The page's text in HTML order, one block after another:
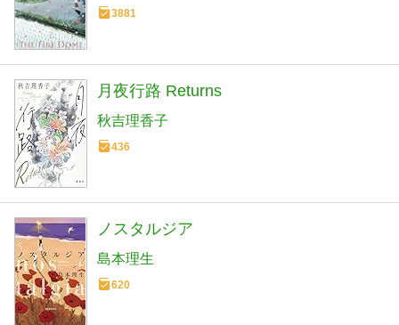
3881
月夜行路 Returns
秋吉理香子
436
ノスタルジア
島本理生
620